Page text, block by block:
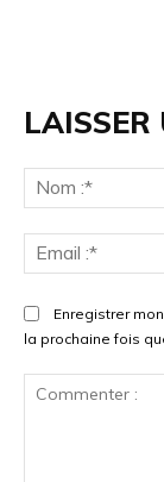
LAISSER
Enregistrer
la prochaine fois